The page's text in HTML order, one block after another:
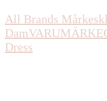
All Brands
DamVARUMÄRKE
Dress